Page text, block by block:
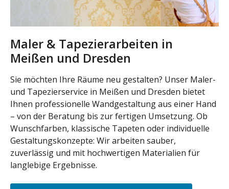
Maler & Tapezierarbeiten in
Meißen und Dresden
Sie möchten Ihre Räume neu gestalten? Unser Maler-
und Tapezierservice in Meißen und Dresden bietet
Ihnen professionelle Wandgestaltung aus einer Hand
– von der Beratung bis zur fertigen Umsetzung. Ob
Wunschfarben, klassische Tapeten oder individuelle
Gestaltungskonzepte: Wir arbeiten sauber,
zuverlässig und mit hochwertigen Materialien für
langlebige Ergebnisse.